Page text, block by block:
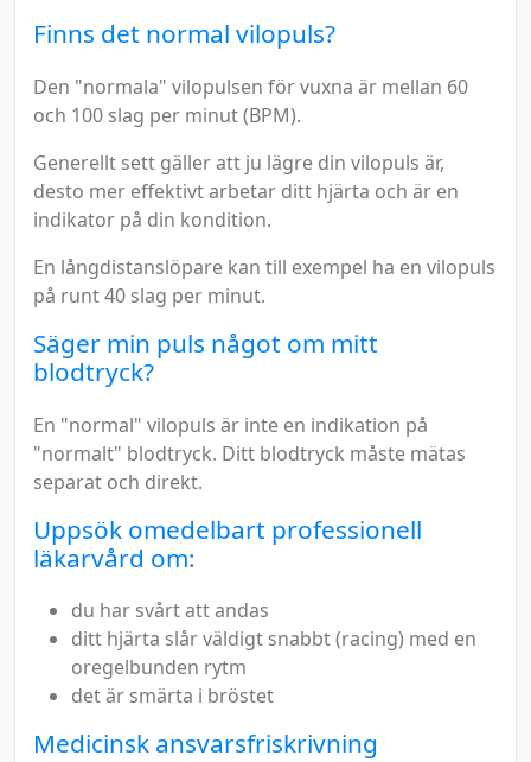
Finns det normal vilopuls?
Den "normala" vilopulsen för vuxna är mellan 60
och 100 slag per minut (BPM).
Generellt sett gäller att ju lägre din vilopuls är,
desto mer effektivt arbetar ditt hjärta och är en
indikator på din kondition.
En långdistanslöpare kan till exempel ha en vilopuls
på runt 40 slag per minut.
Säger min puls något om mitt
blodtryck?
En "normal" vilopuls är inte en indikation på
"normalt" blodtryck. Ditt blodtryck måste mätas
separat och direkt.
Uppsök omedelbart professionell
läkarvård om:
du har svårt att andas
ditt hjärta slår väldigt snabbt (racing) med en
oregelbunden rytm
det är smärta i bröstet
Medicinsk ansvarsfriskrivning